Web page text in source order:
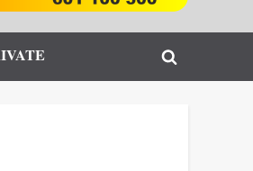
Toggle